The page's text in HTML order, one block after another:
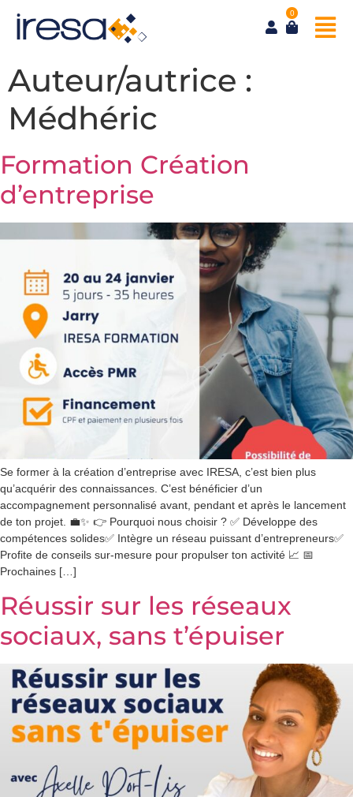
0
Auteur/autrice :
Médhéric
Formation Création
d’entreprise
Se former à la création d’entreprise avec IRESA, c’est bien plus
qu’acquérir des connaissances. C’est bénéficier d’un
accompagnement personnalisé avant, pendant et après le lancement
de ton projet. 💼✨ 👉 Pourquoi nous choisir ? ✅ Développe des
compétences solides✅ Intègre un réseau puissant d’entrepreneurs✅
Profite de conseils sur-mesure pour propulser ton activité 📈 📅
Prochaines […]
Réussir sur les réseaux
sociaux, sans t’épuiser